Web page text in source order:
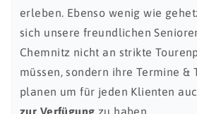
erleben. Ebenso wenig wie
sich unsere freundlichen
Chemnitz nicht an strikte
müssen, sondern ihre Termine &
planen um für jeden Klienten
zur Verfügung zu haben.